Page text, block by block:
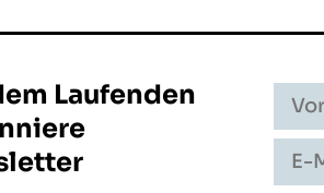
Laufenden
Nome
E-
Mail-